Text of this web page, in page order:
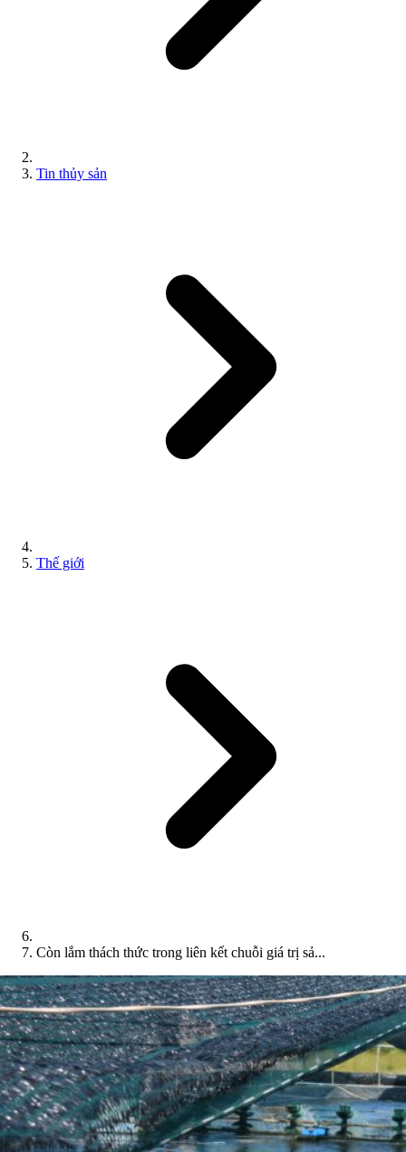
Tin thủy sản
Thế giới
Còn lắm thách thức trong liên kết chuỗi giá trị sả...